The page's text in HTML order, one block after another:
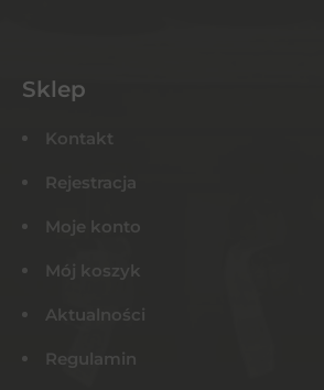
Sklep
Kontakt
Rejestracja
Moje konto
Mój koszyk
Aktualności
Regulamin